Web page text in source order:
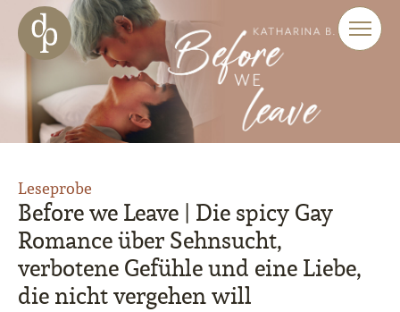
Zum Haupt-Inhalt springen
Zur Navigation springen
Zur Website-Suche springen
Leseprobe
Before we Leave | Die spicy Gay
Romance über Sehnsucht,
verbotene Gefühle und eine Liebe,
die nicht vergehen will